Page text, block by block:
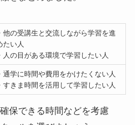
他の受講生と交流しながら学習を進
たい人
人の目がある環境で学習したい人
通学に時間や費用をかけたくない人
すきま時間を活用して学習したい人
保できる時間などを考慮